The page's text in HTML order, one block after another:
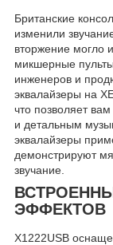
Британские
изменили
вторжение могло
микшерные
инженеров и
эквалайзеры на
что позволяет
и детальным
эквалайзеры
демонстрируют
звучание.
ЭФФЕКТОВ
X1222USB